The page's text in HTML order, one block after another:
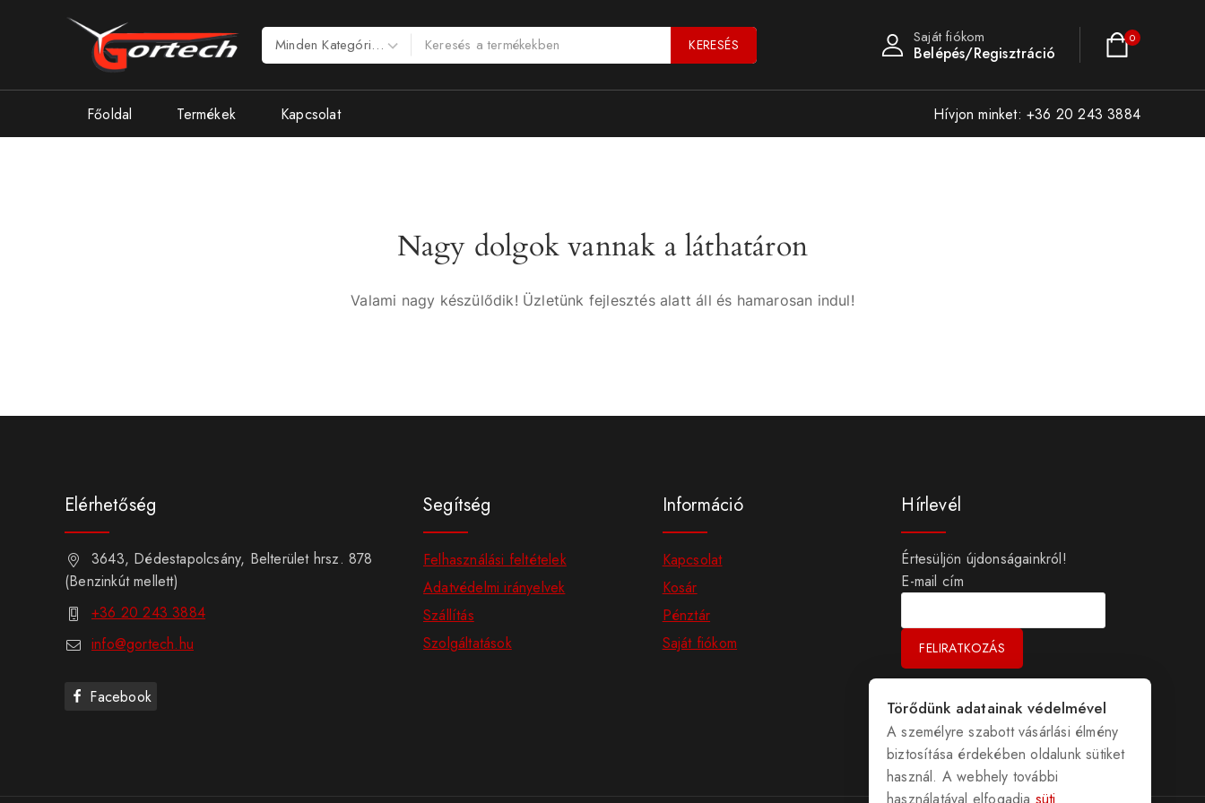
KERESÉS Saját fiókom
Belépés/Regisztráció
0
Főoldal Termékek Kapcsolat Hívjon minket: +36 20 243 3884
Nagy dolgok vannak a láthatáron
Valami nagy készülődik! Üzletünk fejlesztés alatt áll és hamarosan indul!
Elérhetőség
3643, Dédestapolcsány, Belterület hrsz. 878
(Benzinkút mellett)
+36 20 243 3884
info@gortech.hu
Facebook
Segítség
Felhasználási feltételek
Adatvédelmi irányelvek
Szállítás
Szolgáltatások
Információ
Kapcsolat
Kosár
Pénztár
Saját fiókom
Hírlevél
Értesüljön újdonságainkról!
E-mail cím
Törődünk adatainak védelmével
A személyre szabott vásárlási élmény
biztosítása érdekében oldalunk sütiket
használ. A webhely további